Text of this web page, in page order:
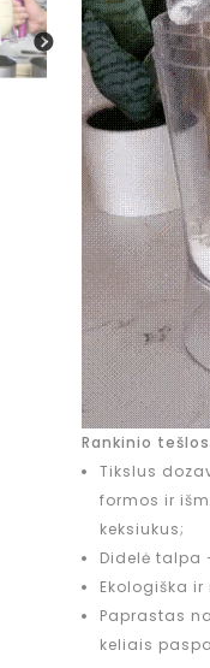
Rankinio
Tikslus
formos ir
keksiukus;
Didelė talpa
Ekologiška
Paprastas
keliais